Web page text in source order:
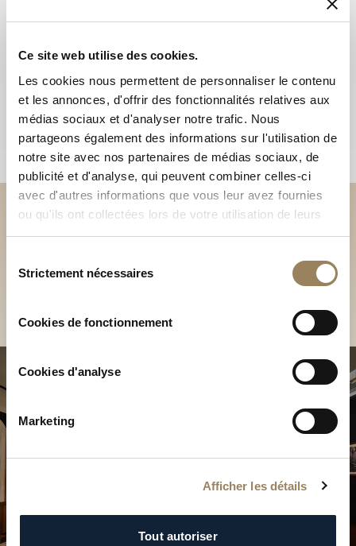
Ce site web utilise des cookies.
Les cookies nous permettent de personnaliser le contenu
et les annonces, d'offrir des fonctionnalités relatives aux
médias sociaux et d'analyser notre trafic. Nous
partageons également des informations sur l'utilisation de
notre site avec nos partenaires de médias sociaux, de
publicité et d'analyse, qui peuvent combiner celles-ci
avec d'autres informations que vous leur avez fournies
ou qu'ils ont collectées lors de votre utilisation de leurs
services.
duStrictement nécessaires
Cookies de fonctionnement
Cookies d'analyse
Marketing
Afficher les détails
Tout autoriser
Découvrez nos collections
en Boutique